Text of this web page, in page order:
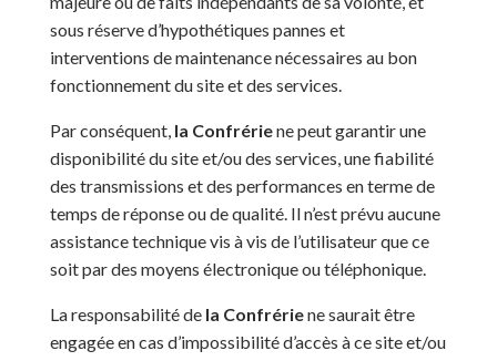
sous réserve d’hypothétiques pannes et
interventions de maintenance nécessaires au bon
fonctionnement du site et des services.
Par conséquent, la Confrériene peut garantir une
disponibilité du site et/ou des services, une fiabilité
des transmissions et des performances en terme de
temps de réponse ou de qualité. Il n’est prévu aucune
assistance technique vis à vis de l’utilisateur que ce
soit par des moyens électronique ou téléphonique.
La responsabilité de la Confrériene saurait être
engagée en cas d’impossibilité d’accès à ce site et/ou